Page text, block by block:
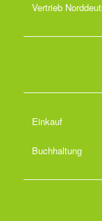
Vertrieb
Einkauf
Buchhaltung